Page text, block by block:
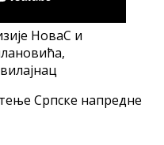
НоваС и
Српске напредне